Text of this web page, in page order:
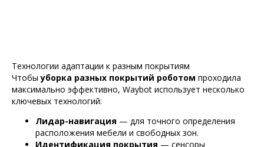
Технологии адаптации к разным покрытиям
Чтобыуборка разных покрытий роботом проходила
максимально эффективно, Waybot использует несколько
ключевых технологий:
Лидар-навигация — для точного определения
расположения мебели и свободных зон.
Идентификация покрытия — сенсоры